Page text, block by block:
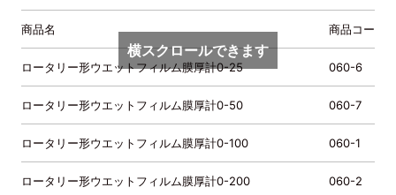
商品名 商品コード
ロータリー形ウエットフィルム膜厚計0-25 060-6
ロータリー形ウエットフィルム膜厚計0-50 060-7
ロータリー形ウエットフィルム膜厚計0-100 060-1
ロータリー形ウエットフィルム膜厚計0-200 060-2
横スクロールできます